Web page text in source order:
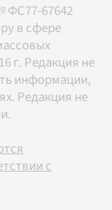
ФС77-67642
в сфере
г. Редакция не
информации,
Редакция не
с